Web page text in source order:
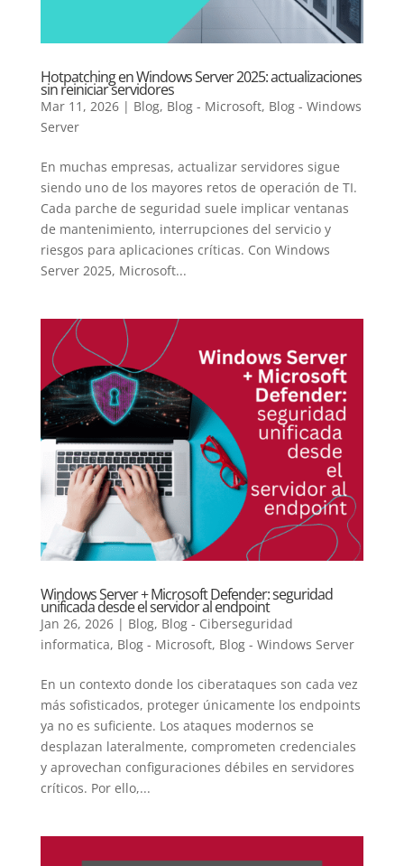
Hotpatching en Windows Server 2025: actualizaciones
sin reiniciar servidores
Mar 11, 2026| Blog, Blog - Microsoft, Blog - Windows
Server
En muchas empresas, actualizar servidores sigue
siendo uno de los mayores retos de operación de TI.
Cada parche de seguridad suele implicar ventanas
de mantenimiento, interrupciones del servicio y
riesgos para aplicaciones críticas. Con Windows
Server 2025, Microsoft...
Windows Server + Microsoft Defender: seguridad
unificada desde el servidor al endpoint
Jan 26, 2026| Blog, Blog - Ciberseguridad
informatica, Blog - Microsoft, Blog - Windows Server
En un contexto donde los ciberataques son cada vez
más sofisticados, proteger únicamente los endpoints
ya no es suficiente. Los ataques modernos se
desplazan lateralmente, comprometen credenciales
y aprovechan configuraciones débiles en servidores
críticos. Por ello,...